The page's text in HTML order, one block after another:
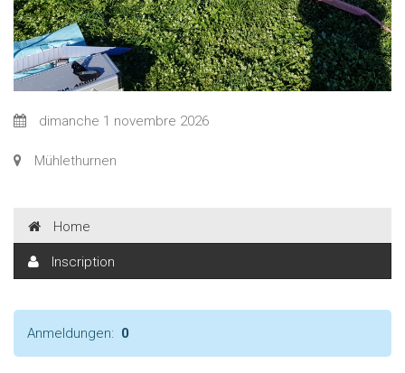
dimanche 1 novembre 2026
Mühlethurnen
Home
Inscription
Anmeldungen: 0